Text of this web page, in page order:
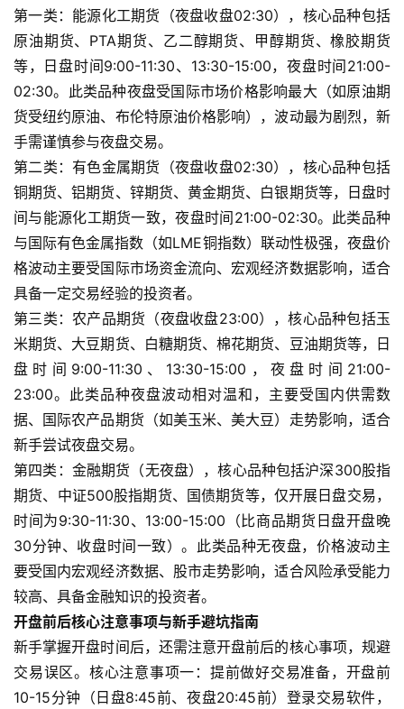
原
油
期
货
国
际
期
货
恒
指
第一类：能源化工期货（夜盘收盘02:30），核心品种包括
原油期货、PTA期货、乙二醇期货、甲醇期货、橡胶期货
等，日盘时间9:00-11:30、13:30-15:00，夜盘时间21:00-
02:30。此类品种夜盘受国际市场价格影响最大（如原油期
货受纽约原油、布伦特原油价格影响），波动最为剧烈，新
手需谨慎参与夜盘交易。
第二类：有色金属期货（夜盘收盘02:30），核心品种包括
铜期货、铝期货、锌期货、黄金期货、白银期货等，日盘时
间与能源化工期货一致，夜盘时间21:00-02:30。此类品种
与国际有色金属指数（如LME铜指数）联动性极强，夜盘价
格波动主要受国际市场资金流向、宏观经济数据影响，适合
具备一定交易经验的投资者。
第三类：农产品期货（夜盘收盘23:00），核心品种包括玉
米期货、大豆期货、白糖期货、棉花期货、豆油期货等，日
盘时间9:00-11:30、13:30-15:00，夜盘时间21:00-
23:00。此类品种夜盘波动相对温和，主要受国内供需数
据、国际农产品期货（如美玉米、美大豆）走势影响，适合
新手尝试夜盘交易。
第四类：金融期货（无夜盘），核心品种包括沪深300股指
期货、中证500股指期货、国债期货等，仅开展日盘交易，
时间为9:30-11:30、13:00-15:00（比商品期货日盘开盘晚
30分钟、收盘时间一致）。此类品种无夜盘，价格波动主
要受国内宏观经济数据、股市走势影响，适合风险承受能力
较高、具备金融知识的投资者。
开盘前后核心注意事项与新手避坑指南
新手掌握开盘时间后，还需注意开盘前后的核心事项，规避
交易误区。核心注意事项一：提前做好交易准备，开盘前
10-15分钟（日盘8:45前、夜盘20:45前）登录交易软件，